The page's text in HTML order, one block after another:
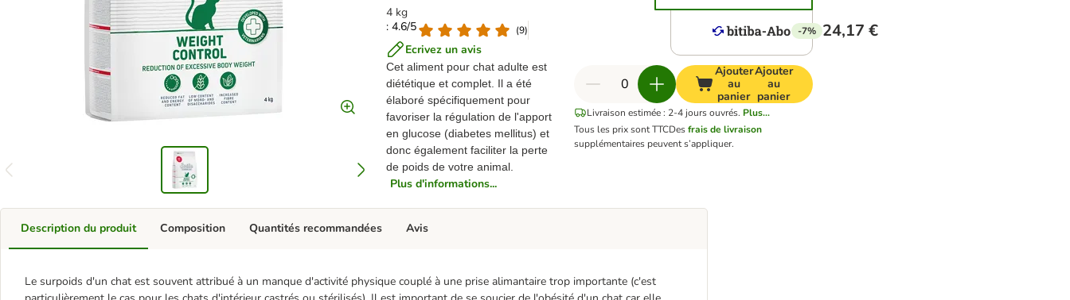
4 kg
: 4.6/5
(9)
Ecrivez un avis
Cet aliment pour chat adulte est
diététique et complet. Il a été
élaboré spécifiquement pour
favoriser la régulation de l'apport
en glucose (diabetes mellitus) et
donc également faciliter la perte
de poids de votre animal.
Plus d'informations...
-7% 24,17 €
Ajouter
au
panier
Ajouter
au
panier
Livraison estimée : 2-4 jours ouvrés. Plus...
Tous les prix sont TTCDesfrais de livraison
supplémentaires peuvent s’appliquer.
Description du produit
Le surpoids d'un chat est souvent attribué à un manque d'activité physique couplé à une prise alimantaire trop importante (c'est
Composition Quantités recommandées Avis